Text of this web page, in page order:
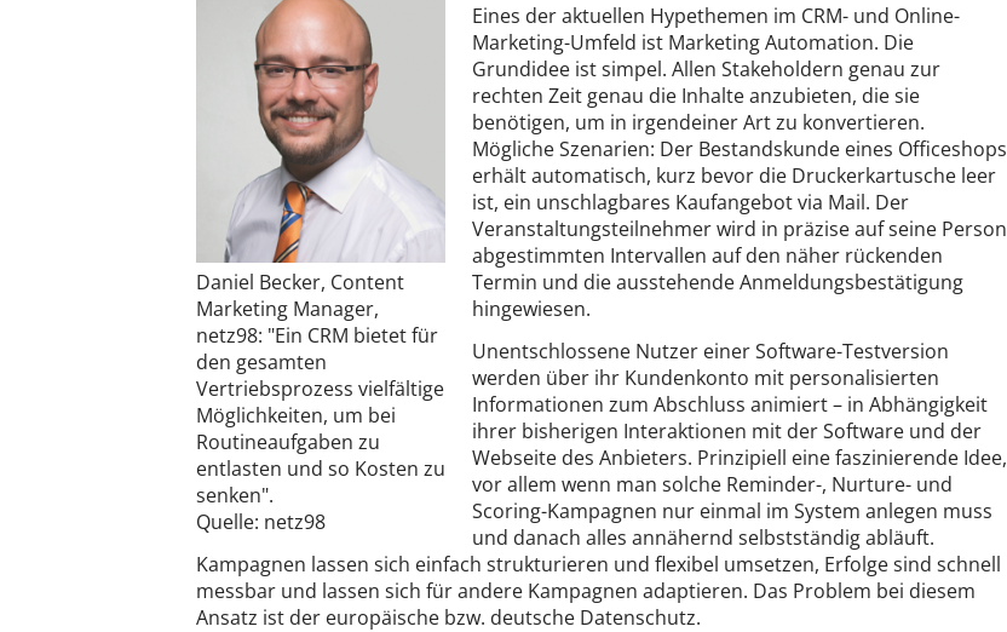
Daniel Becker, Content
Marketing Manager,
netz98: "Ein CRM bietet für
den gesamten
Vertriebsprozess vielfältige
Möglichkeiten, um bei
Routineaufgaben zu
entlasten und so Kosten zu
senken".
Quelle: netz98
Eines der aktuellen Hypethemen im CRM- und Online-
Marketing-Umfeld ist Marketing Automation. Die
Grundidee ist simpel. Allen Stakeholdern genau zur
rechten Zeit genau die Inhalte anzubieten, die sie
benötigen, um in irgendeiner Art zu konvertieren.
Mögliche Szenarien: Der Bestandskunde eines Officeshops
erhält automatisch, kurz bevor die Druckerkartusche leer
ist, ein unschlagbares Kaufangebot via Mail. Der
Veranstaltungsteilnehmer wird in präzise auf seine Person
abgestimmten Intervallen auf den näher rückenden
Termin und die ausstehende Anmeldungsbestätigung
hingewiesen.
Unentschlossene Nutzer einer Software-Testversion
werden über ihr Kundenkonto mit personalisierten
Informationen zum Abschluss animiert – in Abhängigkeit
ihrer bisherigen Interaktionen mit der Software und der
Webseite des Anbieters. Prinzipiell eine faszinierende Idee,
vor allem wenn man solche Reminder-, Nurture- und
Scoring-Kampagnen nur einmal im System anlegen muss
und danach alles annähernd selbstständig abläuft.
Kampagnen lassen sich einfach strukturieren und flexibel umsetzen, Erfolge sind schnell
messbar und lassen sich für andere Kampagnen adaptieren. Das Problem bei diesem
Ansatz ist der europäische bzw. deutsche Datenschutz.